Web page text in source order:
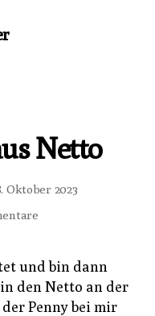
Netto
Oktober 2023
zu
und bin dann
den Netto an der
Penny bei mir